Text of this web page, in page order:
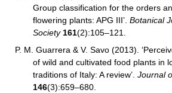
Group classification for the orders
flowering plants: APG III’. Botanical
Society 161(2):105–121.
P. M. Guarrera & V. Savo (2013).
of wild and cultivated food plants in
traditions of Italy: A review’. Journal
146(3):659–680.